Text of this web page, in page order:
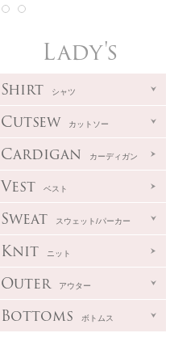
Lady's
Shirt シャツ
Cutsew カットソー
Cardigan カーディガン
Vest ベスト
Sweat スウェット/パーカー
Knit ニット
Outer アウター
Bottoms ボトムス